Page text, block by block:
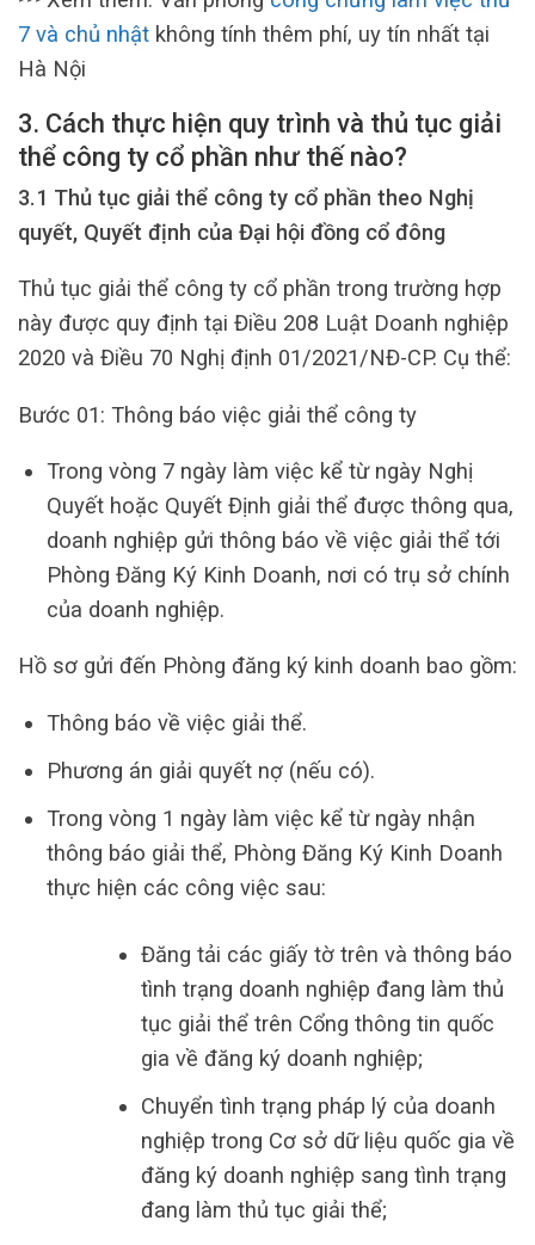
7 và chủ nhật không tính thêm phí, uy tín nhất tại
Hà Nội
3. Cách thực hiện quy trình và thủ tục giải
thể công ty cổ phần như thế nào?
3.1 Thủ tục giải thể công ty cổ phần theo Nghị
quyết, Quyết định của Đại hội đồng cổ đông
Thủ tục giải thể công ty cổ phần trong trường hợp
này được quy định tại Điều 208 Luật Doanh nghiệp
2020 và Điều 70 Nghị định 01/2021/NĐ-CP. Cụ thể:
Bước 01: Thông báo việc giải thể công ty
Trong vòng 7 ngày làm việc kể từ ngày Nghị
Quyết hoặc Quyết Định giải thể được thông qua,
doanh nghiệp gửi thông báo về việc giải thể tới
Phòng Đăng Ký Kinh Doanh, nơi có trụ sở chính
của doanh nghiệp.
Hồ sơ gửi đến Phòng đăng ký kinh doanh bao gồm:
Thông báo về việc giải thể.
Phương án giải quyết nợ (nếu có).
Trong vòng 1 ngày làm việc kể từ ngày nhận
thông báo giải thể, Phòng Đăng Ký Kinh Doanh
thực hiện các công việc sau:
Đăng tải các giấy tờ trên và thông báo
tình trạng doanh nghiệp đang làm thủ
tục giải thể trên Cổng thông tin quốc
gia về đăng ký doanh nghiệp;
Chuyển tình trạng pháp lý của doanh
nghiệp trong Cơ sở dữ liệu quốc gia về
đăng ký doanh nghiệp sang tình trạng
đang làm thủ tục giải thể;